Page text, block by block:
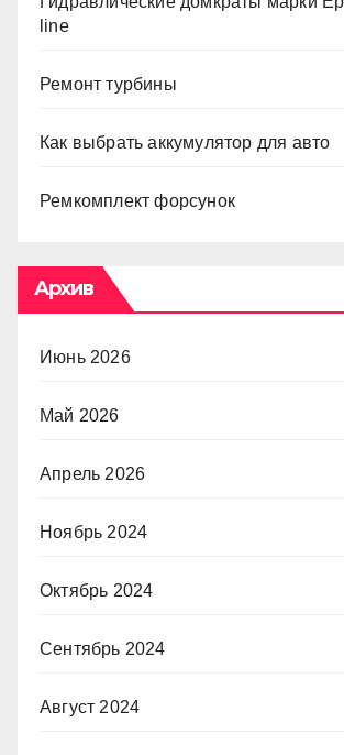
line
Ремонт турбины
Как выбрать аккумулятор для авто
Ремкомплект форсунок
Архив
Июнь 2026
Май 2026
Апрель 2026
Ноябрь 2024
Октябрь 2024
Сентябрь 2024
Август 2024